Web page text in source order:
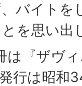
バイトを
を思い出
は『ザヴ
行は昭和